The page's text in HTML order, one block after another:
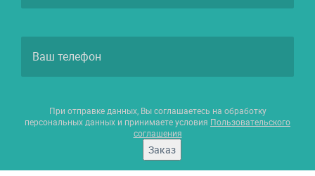
При отправке данных, Вы соглашаетесь на обработку
персональных данных и принимаете условия Пользовательского
соглашения
Заказ